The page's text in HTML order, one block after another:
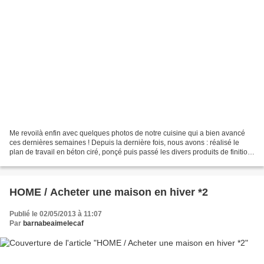
Me revoilà enfin avec quelques photos de notre cuisine qui a bien avancé
ces dernières semaines ! Depuis la dernière fois, nous avons : réalisé le
plan de travail en béton ciré, ponçé puis passé les divers produits de finition,
HOME / Acheter une maison en hiver *2
Publié le 02/05/2013 à 11:07
Par barnabeaimelecaf